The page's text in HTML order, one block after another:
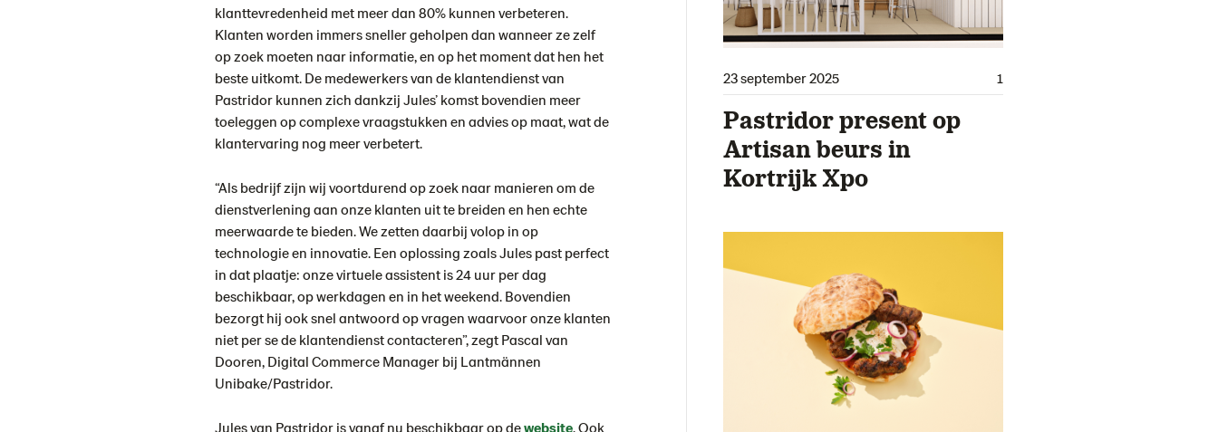
klanttevredenheid met meer dan 80% kunnen verbeteren.
Klanten worden immers sneller geholpen dan wanneer ze zelf
op zoek moeten naar informatie, en op het moment dat hen het
beste uitkomt. De medewerkers van de klantendienst van
Pastridor kunnen zich dankzij Jules’ komst bovendien meer
toeleggen op complexe vraagstukken en advies op maat, wat de
klantervaring nog meer verbetert.
“Als bedrijf zijn wij voortdurend op zoek naar manieren om de
dienstverlening aan onze klanten uit te breiden en hen echte
meerwaarde te bieden. We zetten daarbij volop in op
technologie en innovatie. Een oplossing zoals Jules past perfect
in dat plaatje: onze virtuele assistent is 24 uur per dag
beschikbaar, op werkdagen en in het weekend. Bovendien
bezorgt hij ook snel antwoord op vragen waarvoor onze klanten
niet per se de klantendienst contacteren”, zegt Pascal van
Dooren, Digital Commerce Manager bij Lantmännen
Unibake/Pastridor.
Jules van Pastridor is vanaf nu beschikbaar op dewebsite . Ook
23 september 2025 1
Pastridor present op
Artisan beurs in
Kortrijk Xpo